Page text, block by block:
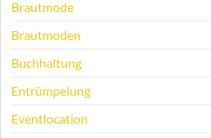
Brautmode
Brautmoden
Buchhaltung
Entrümpelung
Eventlocation